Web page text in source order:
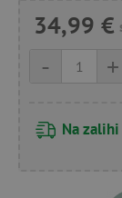
34,99 €
+
-
Na zalihi